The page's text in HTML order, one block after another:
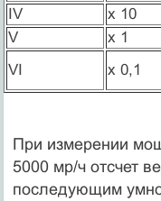
IV
x 10
V
x 1
VI
x 0,1
При измерении
5000 мр/ч отсчет
последующим